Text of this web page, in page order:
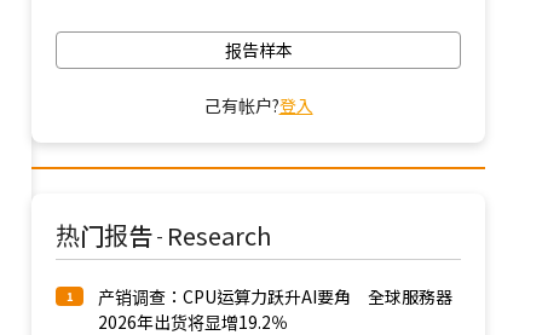
报告样本
己有帐户?登入
热门报告 - Research
1
产销调查：CPU运算力跃升AI要角 全球服務器
2026年出货将显增19.2％